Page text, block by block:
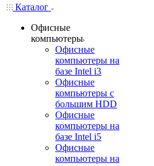
Каталог
Офисные
компьютеры
Офисные
компьютеры на
базе Intel i3
Офисные
компьютеры с
большим HDD
Офисные
компьютеры на
базе Intel i5
Офисные
компьютеры на